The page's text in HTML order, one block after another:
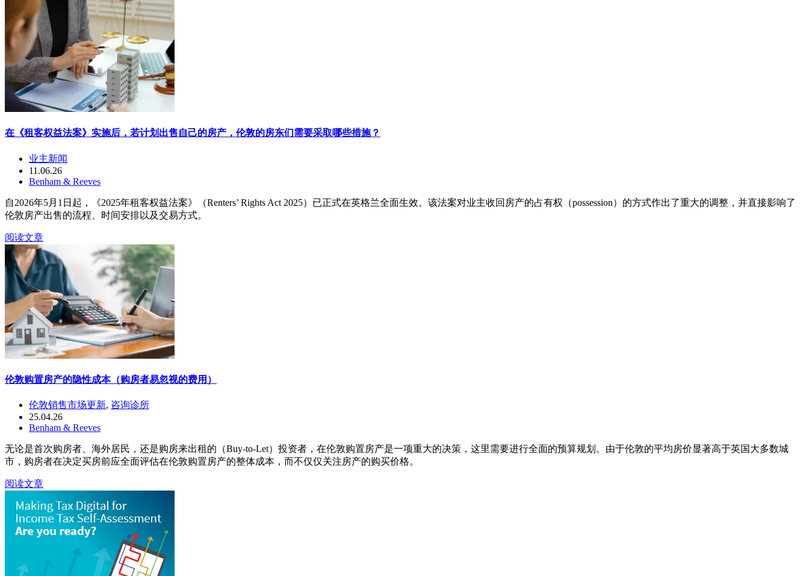
在《租客权益法案》实施后，若计划出售自己的房产，伦敦的房东们需要采取哪些措施？
业主新闻
11.06.26
Benham & Reeves
自2026年5月1日起，《2025年租客权益法案》（Renters’ Rights Act 2025）已正式在英格兰全面生效。该法案对业主收回房产的占有权（possession）的方式作出了重大的调整，并直接影响了
伦敦房产出售的流程、时间安排以及交易方式。
阅读文章
伦敦购置房产的隐性成本（购房者易忽视的费用）
伦敦销售市场更新, 咨询诊所
25.04.26
Benham & Reeves
无论是首次购房者、海外居民，还是购房来出租的（Buy-to-Let）投资者，在伦敦购置房产是一项重大的决策，这里需要进行全面的预算规划。由于伦敦的平均房价显著高于英国大多数城
市，购房者在决定买房前应全面评估在伦敦购置房产的整体成本，而不仅仅关注房产的购买价格。
阅读文章